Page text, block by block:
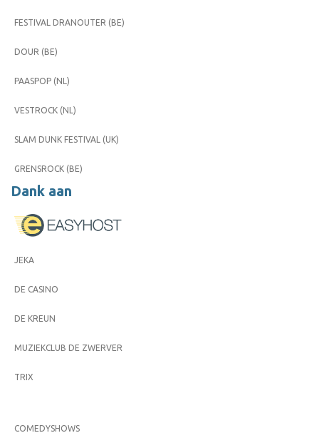
FESTIVAL DRANOUTER (BE)
DOUR (BE)
PAASPOP (NL)
VESTROCK (NL)
SLAM DUNK FESTIVAL (UK)
GRENSROCK (BE)
Dank aan
JEKA
DE CASINO
DE KREUN
MUZIEKCLUB DE ZWERVER
TRIX
COMEDYSHOWS